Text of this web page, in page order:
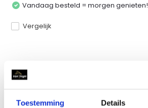
Toestemming Details
Vandaag besteld = morgen genieten!
Vergelijk
Productomschrijving
Specificaties